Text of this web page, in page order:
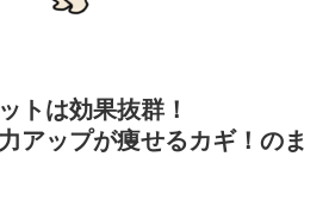
トは効果抜群！
アップが痩せるカギ！のま